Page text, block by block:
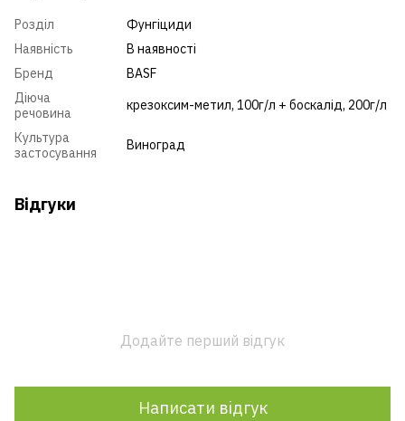
Розділ
Фунгіциди
Наявність
В наявності
Бренд
BASF
Діюча
речовина
крезоксим-метил, 100г/л + боскалід, 200г/л
Культура
застосування
Виноград
Відгуки
Додайте перший відгук
Написати відгук